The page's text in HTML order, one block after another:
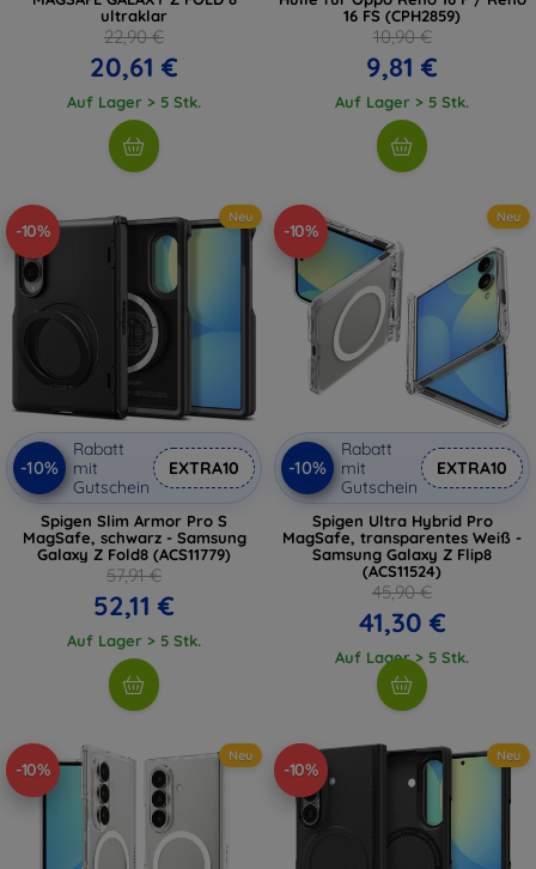
ultraklar
22,90 €
20,61 €
Auf Lager > 5 Stk.
16 FS (CPH2859)
10,90 €
9,81 €
Auf Lager > 5 Stk.
-10%
Neu
-10%
Rabatt
mit
Gutschein
EXTRA10
Spigen Slim Armor Pro S
MagSafe, schwarz - Samsung
Galaxy Z Fold8 (ACS11779)
57,91 €
52,11 €
Auf Lager > 5 Stk.
-10%
Neu
-10%
Rabatt
mit
Gutschein
EXTRA10
Spigen Ultra Hybrid Pro
MagSafe, transparentes Weiß -
Samsung Galaxy Z Flip8
(ACS11524)
45,90 €
41,30 €
Auf Lager > 5 Stk.
-10%
Neu
-10%
Neu